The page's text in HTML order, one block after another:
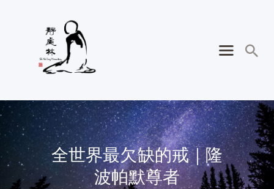
全世界最欠缺的戒｜隆
波帕默尊者